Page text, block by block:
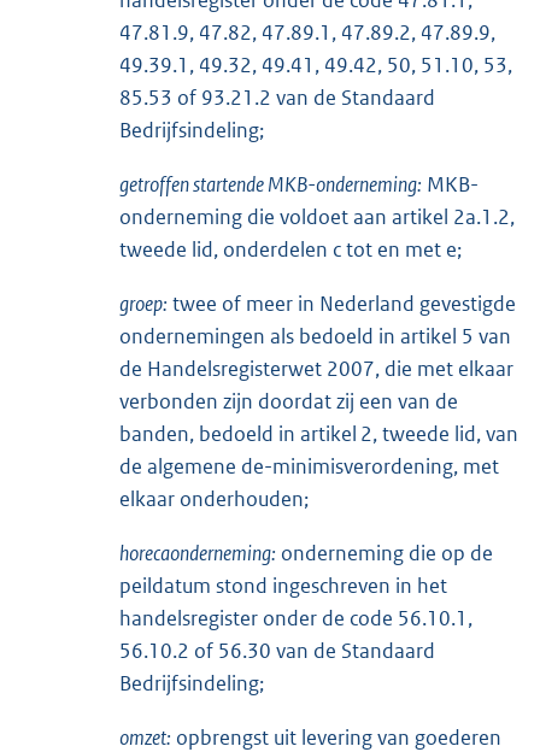
47.81.9, 47.82, 47.89.1, 47.89.2, 47.89.9,
49.39.1, 49.32, 49.41, 49.42, 50, 51.10, 53,
85.53 of 93.21.2 van de Standaard
Bedrijfsindeling;
getroffen startende MKB-onderneming: MKB-
onderneming die voldoet aan artikel 2a.1.2,
tweede lid, onderdelen c tot en met e;
groep: twee of meer in Nederland gevestigde
ondernemingen als bedoeld in artikel 5 van
de Handelsregisterwet 2007, die met elkaar
verbonden zijn doordat zij een van de
banden, bedoeld in artikel 2, tweede lid, van
de algemene de-minimisverordening, met
elkaar onderhouden;
horecaonderneming: onderneming die op de
peildatum stond ingeschreven in het
handelsregister onder de code 56.10.1,
56.10.2 of 56.30 van de Standaard
Bedrijfsindeling;
omzet: opbrengst uit levering van goederen